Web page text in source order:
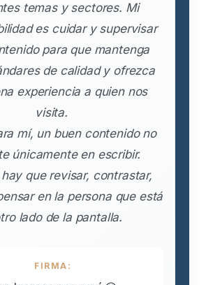
temas y sectores. Mi
es cuidar y supervisar
para que mantenga
de calidad y ofrezca
experiencia a quien nos
visita.
mí, un buen contenido no
únicamente en escribir.
hay que revisar, contrastar,
en la persona que está
lado de la pantalla.
FIRMA: